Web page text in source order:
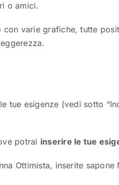
o amici.
varie grafiche, tutte
tue esigenze (vedi sotto
potrai inserire le tue
Ottimista, inserite